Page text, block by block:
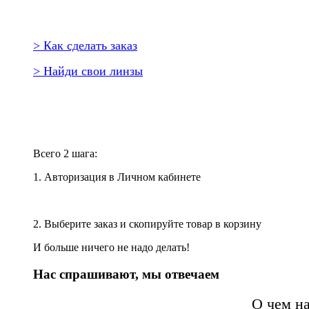
> Как сделать заказ
> Найди свои линзы
Всего 2 шага:
1. Авторизация в Личном кабинете
2. Выберите заказ и скопируйте товар в корзину
И больше ничего не надо делать!
Нас спрашивают, мы отвечаем
О чем